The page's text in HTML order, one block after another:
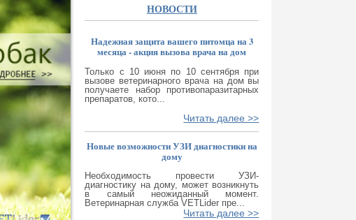
НОВОСТИ
Надежная защита вашего питомца на 3
месяца - акция вызова врача на дом
Только с 10 июня по 10 сентября при
вызове ветеринарного врача на дом вы
получаете набор противопаразитарных
препаратов, кото...
Читать далее >>
Новые возможности УЗИ диагностики на
дому
Необходимость провести УЗИ-
диагностику на дому, может возникнуть
в самый неожиданный момент.
Ветеринарная служба VETLider пре...
Читать далее >>